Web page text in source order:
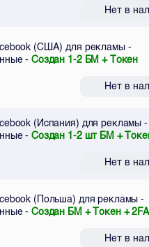
Нет в
(США) для рекламы -
-Создан 1-2 БМ + Токен
Нет в
(Испания) для рекламы -
-Создан 1-2 шт БМ +
Нет в
(Польша) для рекламы -
-Создан БМ + Токен + 2FA
Нет в